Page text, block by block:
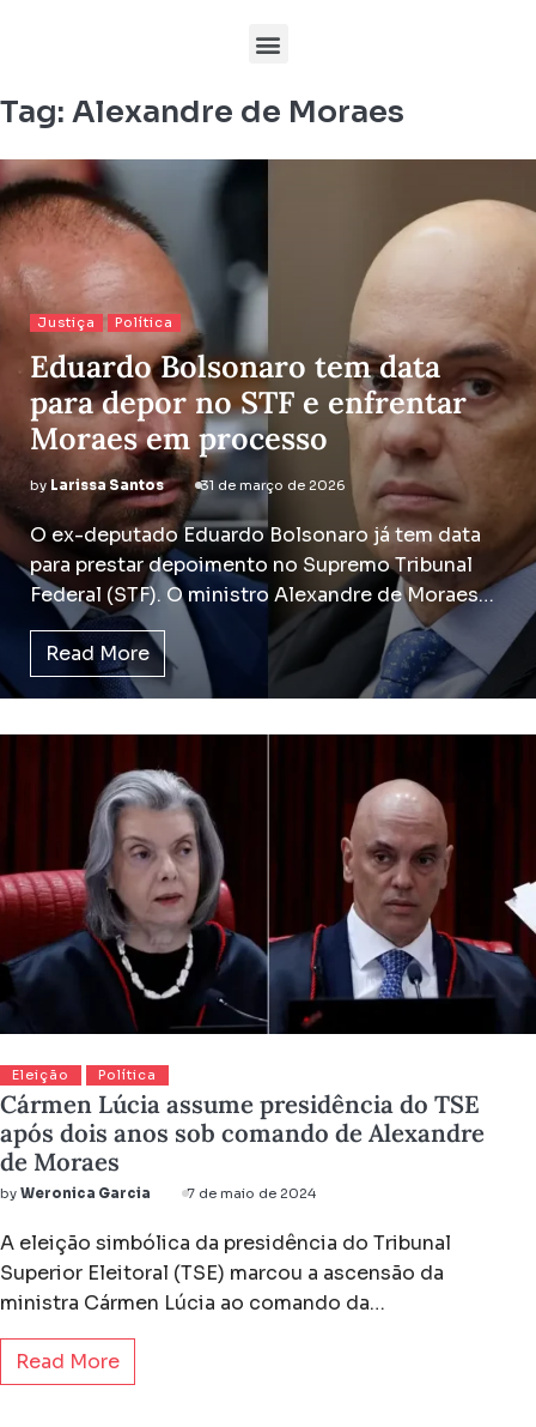
Tag: Alexandre de Moraes
Justiça Política
Eduardo Bolsonaro tem data
para depor no STF e enfrentar
Moraes em processo
by Larissa Santos 31 de março de 2026
O ex-deputado Eduardo Bolsonaro já tem data
para prestar depoimento no Supremo Tribunal
Federal (STF). O ministro Alexandre de Moraes…
Read More
Eleição Política
Cármen Lúcia assume presidência do TSE
após dois anos sob comando de Alexandre
de Moraes
by Weronica Garcia 7 de maio de 2024
A eleição simbólica da presidência do Tribunal
Superior Eleitoral (TSE) marcou a ascensão da
ministra Cármen Lúcia ao comando da…
Read More